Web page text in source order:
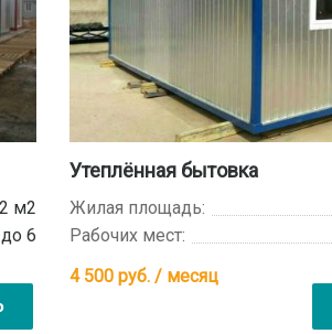
м2
до 6
Утеплённая бытовка
Жилая площадь:
Рабочих мест:
4 500руб. / месяц